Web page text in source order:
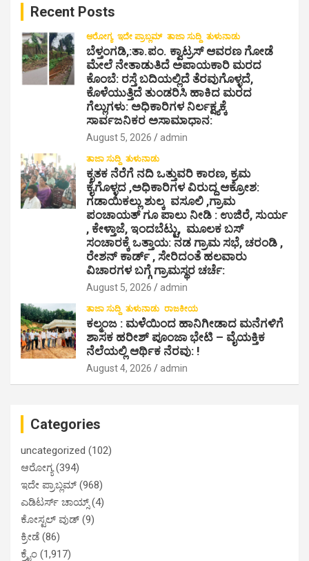
Recent Posts
ಆರೋಗ್ಯ ಇದೇ ಪ್ರಾಬ್ಲಮ್ ತಾಜಾ ಸುದ್ದಿ ತುಳುನಾಡು
ಬೆಳ್ತಂಗಡಿ,:ತಾ.ಪಂ‌. ಕ್ವಾಟ್ರಸ್ ಆವರಣ ಗೋಡೆ
ಮೇಲೆ ನೇತಾಡುತಿದೆ ಅಪಾಯಕಾರಿ ಮರದ
ಕೊಂಬೆ: ರಸ್ತೆ ಬದಿಯಲ್ಲಿದೆ ತೆರವುಗೊಳ್ಳದೆ,
ಕೊಳೆಯುತ್ತಿದೆ ತುಂಡರಿಸಿ ಹಾಕಿದ ಮರದ
ಗೆಲ್ಲುಗಳು: ಅಧಿಕಾರಿಗಳ ನಿರ್ಲಕ್ಷ್ಯಕ್ಕೆ
ಸಾರ್ವಜನಿಕರ ಅಸಾಮಾಧಾನ:
August 5, 2026 admin
ತಾಜಾ ಸುದ್ದಿ ತುಳುನಾಡು
ಕೃತಕ ನೆರೆಗೆ ನದಿ ಒತ್ತುವರಿ ಕಾರಣ, ಕ್ರಮ
ಕೈಗೊಳ್ಳದ ,ಅಧಿಕಾರಿಗಳ ವಿರುದ್ದ ಆಕ್ರೋಶ:
ಗಡಾಯಿಕಲ್ಲು ಶುಲ್ಕ ವಸೂಲಿ ,ಗ್ರಾಮ
ಪಂಚಾಯತ್ ಗೂ ಪಾಲು ನೀಡಿ : ಉಜಿರೆ, ಸುರ್ಯ
, ಕೇಳ್ತಾಜೆ, ಇಂದಬೆಟ್ಟು, ಮೂಲಕ ಬಸ್
ಸಂಚಾರಕ್ಕೆ ಒತ್ತಾಯ: ನಡ ಗ್ರಾಮ ಸಭೆ, ಚರಂಡಿ ,
ರೇಶನ್ ಕಾರ್ಡ್ , ಸೇರಿದಂತೆ ಹಲವಾರು
ವಿಚಾರಗಳ ಬಗ್ಗೆ ಗ್ರಾಮಸ್ಥರ ಚರ್ಚೆ:
August 5, 2026 admin
ತಾಜಾ ಸುದ್ದಿ ತುಳುನಾಡು ರಾಜಕೀಯ
ಕಲ್ಮಂಜ : ಮಳೆಯಿಂದ ಹಾನಿಗೀಡಾದ ಮನೆಗಳಿಗೆ
ಶಾಸಕ ಹರೀಶ್ ಪೂಂಜಾ ಭೇಟಿ – ವೈಯಕ್ತಿಕ
ನೆಲೆಯಲ್ಲಿ ಆರ್ಥಿಕ‌ ನೆರವು: !
August 4, 2026 admin
Categories
uncategorized (102)
ಆರೋಗ್ಯ(394)
ಇದೇ ಪ್ರಾಬ್ಲಮ್ (968)
ಎಡಿಟರ್ಸ್ ಚಾಯ್ಸ್(4)
ಕೋಸ್ಟಲ್ ವುಡ್ (9)
ಕ್ರೀಡೆ (86)
ಕ್ರೈಂ (1,917)